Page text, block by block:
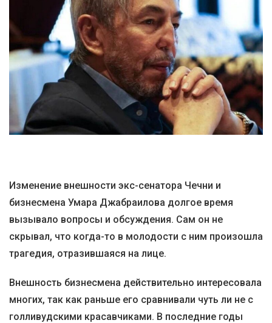
Изменение внешности экс-сенатора Чечни и
бизнесмена Умара Джабраилова долгое время
вызывало вопросы и обсуждения. Сам он не
скрывал, что когда-то в молодости с ним произошла
трагедия, отразившаяся на лице.
Внешность бизнесмена действительно интересовала
многих, так как раньше его сравнивали чуть ли не с
голливудскими красавчиками. В последние годы